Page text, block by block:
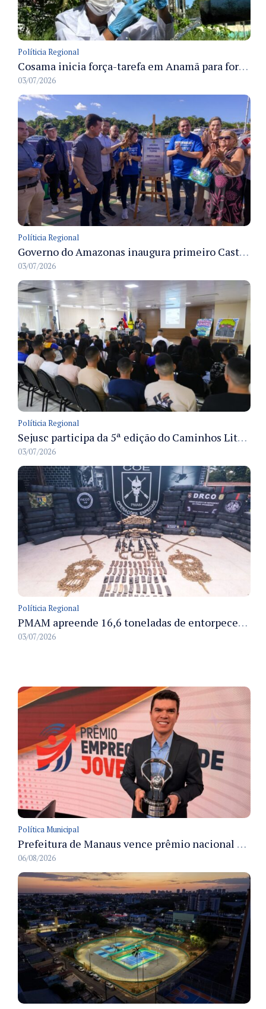
Políticia Regional
Cosama inicia força-tarefa em Anamã para fortalecer abastecimento de água e segurança hídrica da população
03/07/2026
Políticia Regional
Governo do Amazonas inaugura primeiro Castramóvel Fluvial para atendimento veterinário às comunidades ribeirinhas e castração gratuita
03/07/2026
Políticia Regional
Sejusc participa da 5ª edição do Caminhos Literários com foco na cultura hip-hop nas unidades socioeducativas
03/07/2026
Políticia Regional
PMAM apreende 16,6 toneladas de entorpecentes e registra aumento nas prisões em flagrante e nas capturas de foragidos no primeiro semestre de 2026
03/07/2026
Política Municipal
Prefeitura de Manaus vence prêmio nacional na categoria Estágio e recebe troféu em São Paulo
06/08/2026